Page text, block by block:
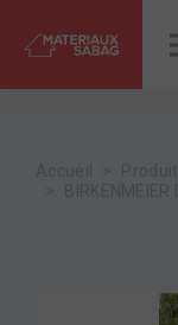
INSPIRATIONS